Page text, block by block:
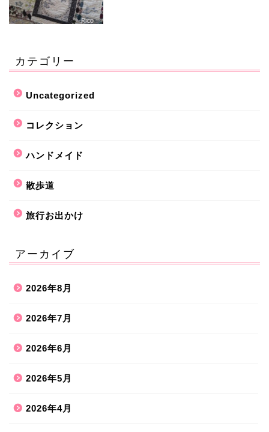
カテゴリー
Uncategorized
コレクション
ハンドメイド
散歩道
旅行お出かけ
アーカイブ
2026年8月
2026年7月
2026年6月
2026年5月
2026年4月